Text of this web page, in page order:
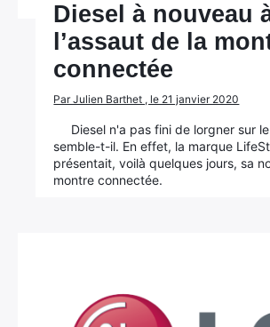
Diesel à nouveau
l’assaut de la
connectée
Par Julien Barthet , le 21 janvier 2020
Diesel n'a pas fini de lorgner sur
semble-t-il. En effet, la marque
présentait, voilà quelques jours, sa
montre connectée.